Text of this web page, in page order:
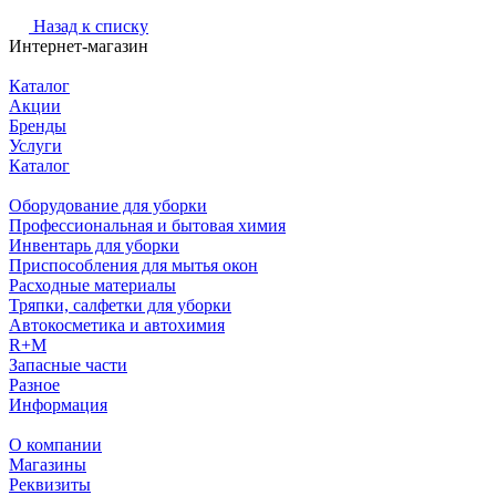
Назад к списку
Интернет-магазин
Каталог
Акции
Бренды
Услуги
Каталог
Оборудование для уборки
Профессиональная и бытовая химия
Инвентарь для уборки
Приспособления для мытья окон
Расходные материалы
Тряпки, салфетки для уборки
Автокосметика и автохимия
R+M
Запасные части
Разное
Информация
О компании
Магазины
Реквизиты